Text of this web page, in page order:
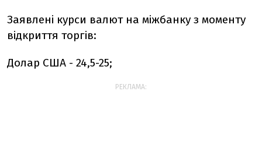
Заявлені курси валют на міжбанку з моменту
відкриття торгів:
Долар США - 24,5-25;
РЕКЛАМА: